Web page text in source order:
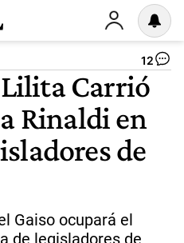
12
Carrió
Rinaldi en
de
Gaiso ocupará el
de legisladores de